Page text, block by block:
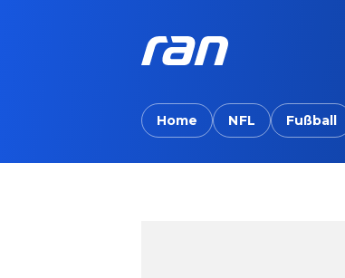
Home NFL Fußball